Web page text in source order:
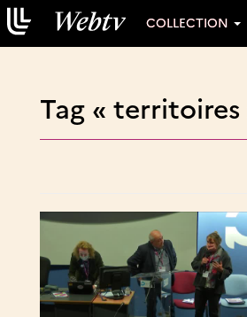
COLLECTION
Tag « territoires